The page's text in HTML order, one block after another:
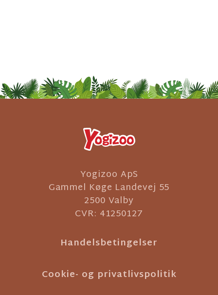
Yogizoo ApS
Gammel Køge Landevej 55
2500 Valby
CVR: 41250127
Handelsbetingelser
Cookie- og privatlivspolitik